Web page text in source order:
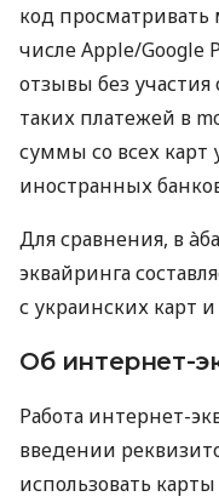
код просматривать
числе Apple/Google
отзывы без
таких платежей в
суммы со всех карт
иностранных
Для сравнения, в
эквайринга
с украинских карт
Об интернет-
Работа интернет-
введении
использовать